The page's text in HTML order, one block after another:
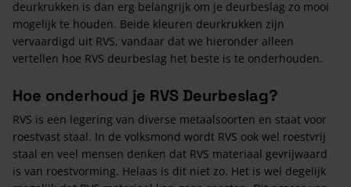
deurkrukken is dan erg belangrijk om je deurbeslag zo mooi
mogelijk te houden. Beide kleuren deurkrukken zijn
vervaardigd uit RVS, vandaar dat we hieronder alleen
vertellen hoe RVS deurbeslag het beste is te onderhouden.
Hoe onderhoud je RVS Deurbeslag?
RVS is een legering van diverse metaalsoorten en staat voor
roestvast staal. In de volksmond wordt RVS ook wel roestvrij
staal en veel mensen denken dat RVS materiaal gevrijwaard
is van roestvorming. Helaas is dit niet zo. Het is wel degelijk